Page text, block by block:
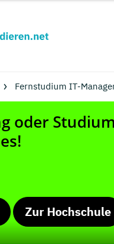
Fernstudium IT-
Zur Hochschule